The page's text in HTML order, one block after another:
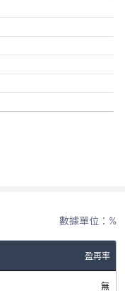
數據單位：%
盈再率
無